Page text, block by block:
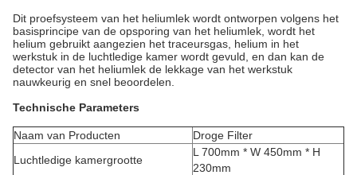
Dit proefsysteem van het heliumlek wordt ontworpen volgens het
basisprincipe van de opsporing van het heliumlek, wordt het
helium gebruikt aangezien het traceursgas, helium in het
werkstuk in de luchtledige kamer wordt gevuld, en dan kan de
detector van het heliumlek de lekkage van het werkstuk
nauwkeurig en snel beoordelen.
Technische Parameters
Naam van Producten
Droge Filter
Luchtledige kamergrootte
L 700mm * W 450mm * H
230mm